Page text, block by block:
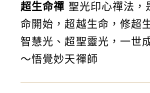
超生命禪 聖光印心禪法，
命開始，超越生命，修超
智慧光、超聖靈光，一世
～悟覺妙天禪師